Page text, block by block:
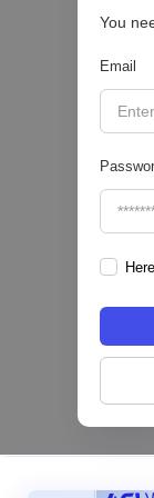
You
Email
Sofía Neira Gómez
Los bancos
categorías